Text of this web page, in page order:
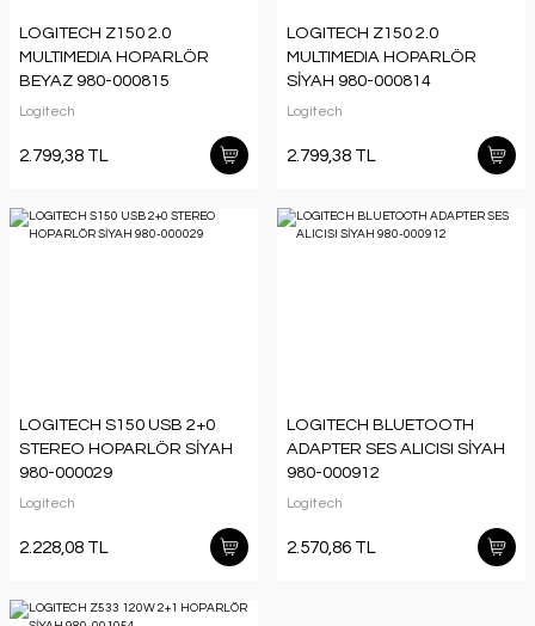
LOGITECH Z150 2.0
MULTIMEDIA HOPARLÖR
BEYAZ 980-000815
Logitech
2.799,38 TL
LOGITECH Z150 2.0
MULTIMEDIA HOPARLÖR
SİYAH 980-000814
Logitech
2.799,38 TL
LOGITECH S150 USB 2+0
STEREO HOPARLÖR SİYAH
980-000029
Logitech
2.228,08 TL
LOGITECH BLUETOOTH
ADAPTER SES ALICISI SİYAH
980-000912
Logitech
2.570,86 TL